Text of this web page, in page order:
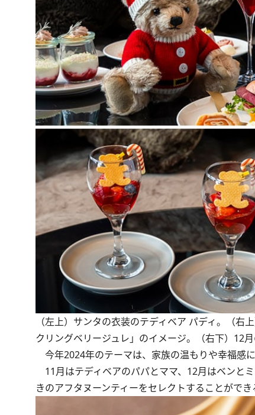
（左上）サンタの衣装のテディベア パディ。（
クリングベリージュレ」のイメージ。（右下）12
今年2024年のテーマは、家族の温もりや幸福感
11月はテディベアのパパとママ、12月はベンと
きのアフタヌーンティーをセレクトすることができ